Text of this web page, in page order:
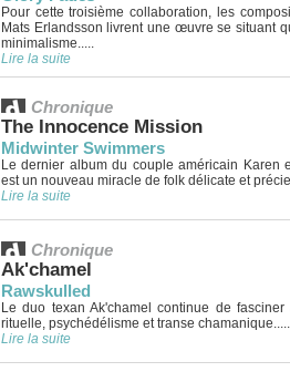
Pour cette troisième collaboration, les
Mats Erlandsson livrent une œuvre se situant
minimalisme.....
Lire la suite
Chronique
The Innocence Mission
Midwinter Swimmers
Le dernier album du couple américain Karen
est un nouveau miracle de folk délicate et
Lire la suite
Chronique
Ak'chamel
Rawskulled
Le duo texan Ak'chamel continue de
rituelle, psychédélisme et transe
Lire la suite